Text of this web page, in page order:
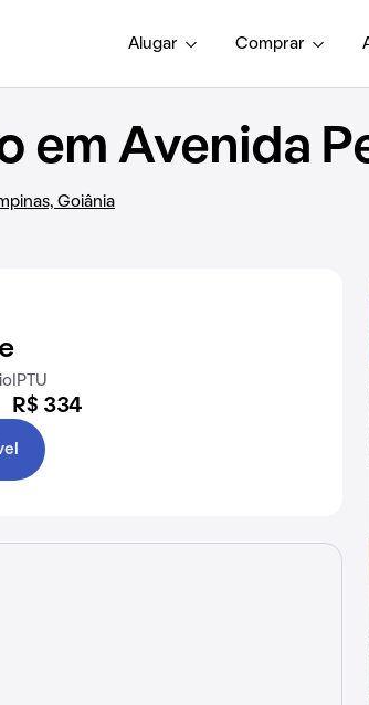
Alugar Comprar
em Avenida
Goiânia
IPTU
R$ 334